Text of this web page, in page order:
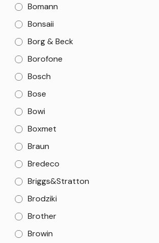
Bomann
Bonsaii
Borg & Beck
Borofone
Bosch
Bose
Bowi
Boxmet
Braun
Bredeco
Briggs&Stratton
Brodziki
Brother
Browin